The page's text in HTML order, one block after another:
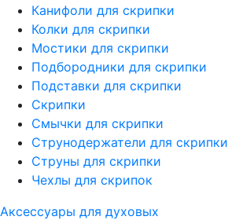
Канифоли для скрипки
Колки для скрипки
Мостики для скрипки
Подбородники для скрипки
Подставки для скрипки
Скрипки
Смычки для скрипки
Струнодержатели для скрипки
Струны для скрипки
Чехлы для скрипок
Аксессуары для духовых